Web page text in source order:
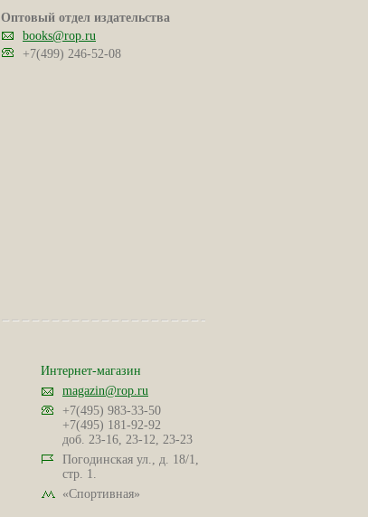
Оптовый отдел издательства
books@rop.ru
+7(499) 246-52-08
Интернет-магазин
magazin@rop.ru
+7(495) 983-33-50
+7(495) 181-92-92
доб. 23-16, 23-12, 23-23
Погодинская ул., д. 18/1,
стр. 1.
«Спортивная»